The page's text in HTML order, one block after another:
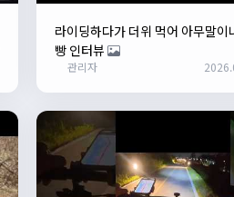
라이딩하다가 더위 먹어 아무말이
빵 인터뷰
관리자